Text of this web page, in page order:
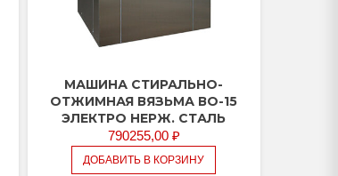
МАШИНА СТИРАЛЬНО-
ОТЖИМНАЯ ВЯЗЬМА ВО-15
ЭЛЕКТРО НЕРЖ. СТАЛЬ
790255,00 ₽
ДОБАВИТЬ В КОРЗИНУ